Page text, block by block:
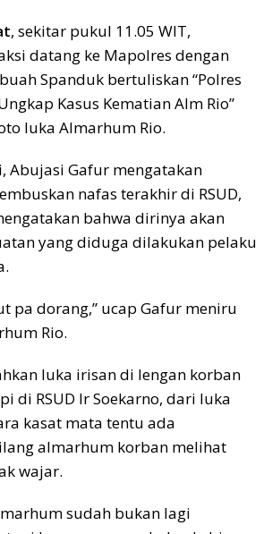
, sekitar pukul 11.05 WIT,
datang ke Mapolres dengan
Spanduk bertuliskan “Polres
Kasus Kematian Alm Rio”
luka Almarhum Rio.
Abujasi Gafur mengatakan
nafas terakhir di RSUD,
bahwa dirinya akan
yang diduga dilakukan pelaku
pa dorang,” ucap Gafur meniru
Rio.
luka irisan di lengan korban
di RSUD Ir Soekarno, dari luka
kasat mata tentu ada
almarhum korban melihat
wajar.
sudah bukan lagi